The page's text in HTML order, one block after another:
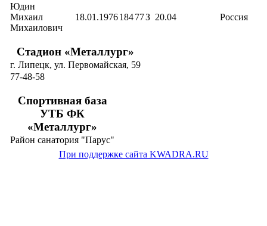
Юдин
Михаил
Михаилович
18.01.197618477З 20.04 Россия
Стадион «Металлург»
г. Липецк, ул. Первомайская, 59
77-48-58
Спортивная база
УТБ ФК
«Металлург»
Район санатория "Парус"
При поддержке сайта KWADRA.RU